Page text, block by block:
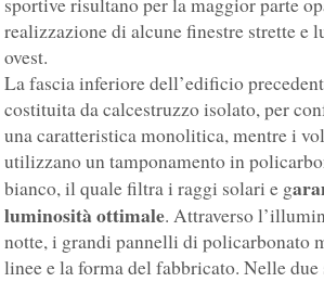
sportive risultano per la maggior parte
realizzazione di alcune finestre strette e
ovest.
La fascia inferiore dell’edificio
costituita da calcestruzzo isolato, per
una caratteristica monolitica, mentre i
utilizzano un tamponamento in
bianco, il quale filtra i raggi solari e g
luminosità ottimale. Attraverso
notte, i grandi pannelli di policarbonato
linee e la forma del fabbricato. Nelle